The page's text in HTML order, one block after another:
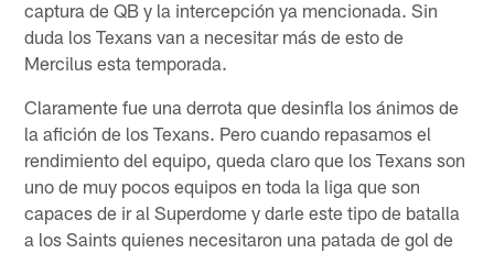
captura de QB y la intercepción ya mencionada. Sin
duda los Texans van a necesitar más de esto de
Mercilus esta temporada.
Claramente fue una derrota que desinfla los ánimos de
la afición de los Texans. Pero cuando repasamos el
rendimiento del equipo, queda claro que los Texans son
uno de muy pocos equipos en toda la liga que son
capaces de ir al Superdome y darle este tipo de batalla
a los Saints quienes necesitaron una patada de gol de